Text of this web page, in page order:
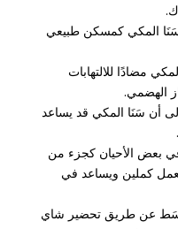
سَنَا المكي كمسكن طبيعي
مضادًا للالتهابات
الهضمي.
أن سَنَا المكي قد يساعد
بعض الأحيان كجزء من
كملين ويساعد في
عن طريق تحضير شاي